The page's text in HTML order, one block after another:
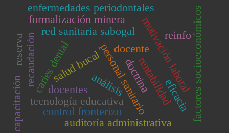
motivación laboral
personal sanitario
red sanitaria sabogal factores socioeconómicos
salud bucal
caries dental
enfermedades periodontales
docente
tecnología educativa
análisisdoctrina
formalización minera
reinfo
auditoría administrativa
rentabilidad
recaudación
control fronterizo eficacia
capacitación docentes
reserva